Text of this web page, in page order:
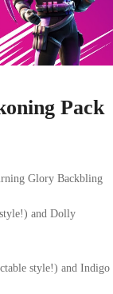
Pack
Glory Backbling
and Dolly
style!) and Indigo